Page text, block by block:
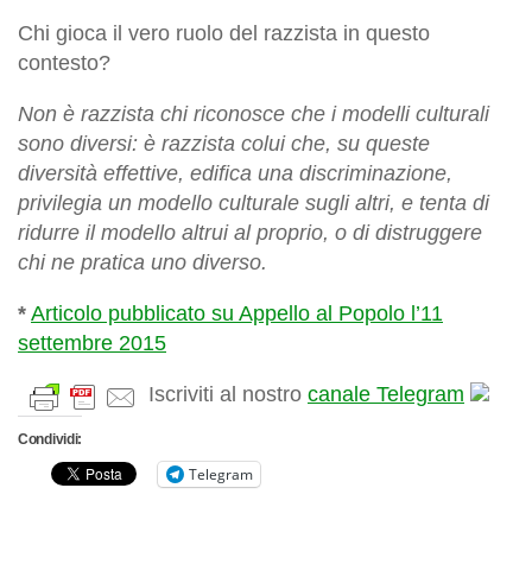
Chi gioca il vero ruolo del razzista in questo
contesto?
Non è razzista chi riconosce che i modelli culturali
sono diversi: è razzista colui che, su queste
diversità effettive, edifica una discriminazione,
privilegia un modello culturale sugli altri, e tenta di
ridurre il modello altrui al proprio, o di distruggere
chi ne pratica uno diverso.
* Articolo pubblicato su Appello al Popolo l’11
settembre 2015
Iscriviti al nostro canale Telegram
Condividi:
Telegram